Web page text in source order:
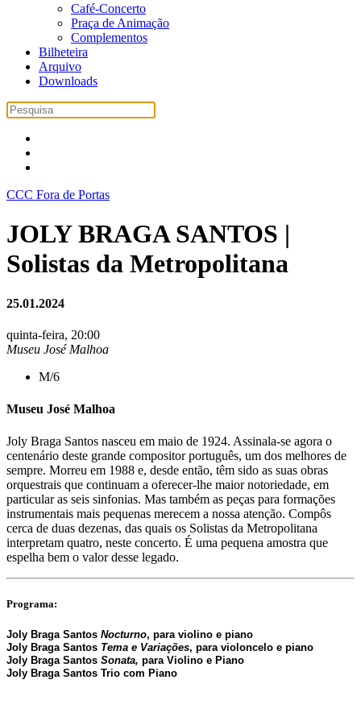
Café-Concerto
Praça de Animação
Complementos
Bilheteira
Arquivo
Downloads
CCC Fora de Portas
JOLY BRAGA SANTOS |
Solistas da Metropolitana
25.01.2024
quinta-feira, 20:00
Museu José Malhoa
M/6
Museu José Malhoa
Joly Braga Santos nasceu em maio de 1924. Assinala-se agora o
centenário deste grande compositor português, um dos melhores de
sempre. Morreu em 1988 e, desde então, têm sido as suas obras
orquestrais que continuam a oferecer-lhe maior notoriedade, em
particular as seis sinfonias. Mas também as peças para formações
instrumentais mais pequenas merecem a nossa atenção. Compôs
cerca de duas dezenas, das quais os Solistas da Metropolitana
interpretam quatro, neste concerto. É uma pequena amostra que
espelha bem o valor desse legado.
Programa:
Joly Braga Santos Nocturno, para violino e piano
Joly Braga Santos Tema e Variações, para violoncelo e piano
Joly Braga Santos Sonata, para Violino e Piano
Joly Braga Santos Trio com Piano